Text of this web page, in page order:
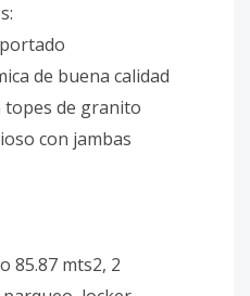
de buena calidad
topes de granito
con jambas
85.87 mts2, 2